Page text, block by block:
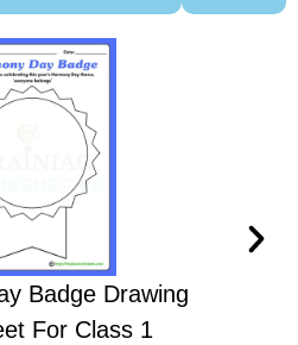
Badge Drawing
For Class 1